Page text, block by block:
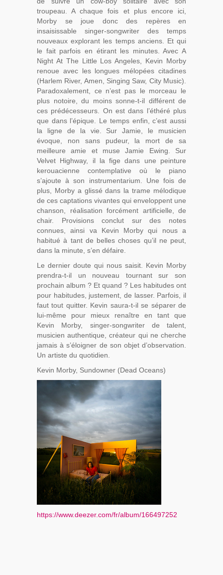
troupeau. A chaque fois et plus encore ici,
Morby se joue donc des repères en
insaisissable singer-songwriter des temps
nouveaux explorant les temps anciens. Et qui
le fait parfois en étirant les minutes. Avec A
Night At The Little Los Angeles, Kevin Morby
renoue avec les longues mélopées citadines
(Harlem River, Amen, Singing Saw, City Music).
Paradoxalement, ce n’est pas le morceau le
plus notoire, du moins sonne-t-il différent de
ces prédécesseurs. On est dans l’éthéré plus
que dans l’épique. Le temps enfin, c’est aussi
la ligne de la vie. Sur Jamie, le musicien
évoque, non sans pudeur, la mort de sa
meilleure amie et muse Jamie Ewing. Sur
Velvet Highway, il la fige dans une peinture
kerouacienne contemplative où le piano
s’ajoute à son instrumentarium. Une fois de
plus, Morby a glissé dans la trame mélodique
de ces captations vivantes qui enveloppent une
chanson, réalisation forcément artificielle, de
chair. Provisions conclut sur des notes
connues, ainsi va Kevin Morby qui nous a
habitué à tant de belles choses qu’il ne peut,
dans la minute, s’en défaire.
Le dernier doute qui nous saisit. Kevin Morby
prendra-t-il un nouveau tournant sur son
prochain album ? Et quand ? Les habitudes ont
pour habitudes, justement, de lasser. Parfois, il
faut tout quitter. Kevin saura-t-il se séparer de
lui-même pour mieux renaître en tant que
Kevin Morby, singer-songwriter de talent,
musicien authentique, créateur qui ne cherche
jamais à s’éloigner de son objet d’observation.
Un artiste du quotidien.
Kevin Morby, Sundowner (Dead Oceans)
https://www.deezer.com/fr/album/166497252